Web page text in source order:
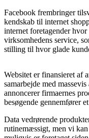
Facebook frembringer
kendskab til internet
internet foretagender
virksomhedens service,
stilling til hvor glade
Websitet er finansieret af
samarbejde med
annoncerer firmaernes
besøgende gennemfører
Data vedrørende
rutinemæssigt, men vi